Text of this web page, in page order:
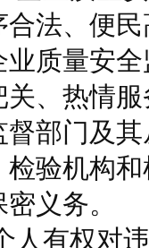
法、便
质量安
、热情
部门及
验机构
义务。
人有权对